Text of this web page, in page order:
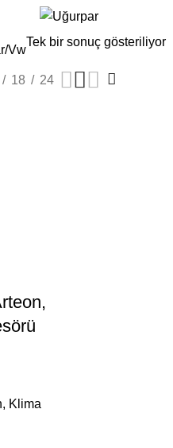
Vw
Tek bir sonuç gösteriliyor
18 24
Klima